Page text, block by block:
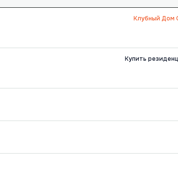
Клубный Дом
Купить